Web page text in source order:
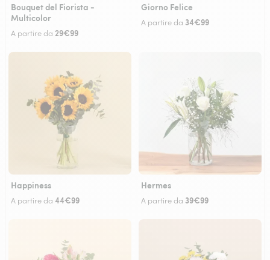
Bouquet del Fiorista -
Multicolor
A partire da 29€99
Giorno Felice
A partire da 34€99
Happiness
A partire da 44€99
Hermes
A partire da 39€99